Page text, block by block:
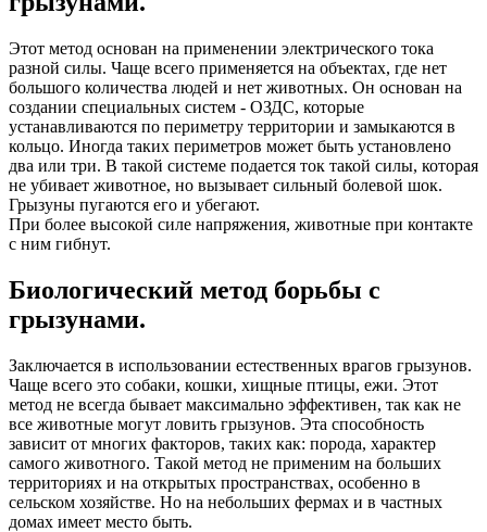
Этот метод основан на применении электрического тока
разной силы. Чаще всего применяется на объектах, где нет
большого количества людей и нет животных. Он основан на
создании специальных систем - ОЗДС, которые
устанавливаются по периметру территории и замыкаются в
кольцо. Иногда таких периметров может быть установлено
два или три. В такой системе подается ток такой силы, которая
не убивает животное, но вызывает сильный болевой шок.
Грызуны пугаются его и убегают.
При более высокой силе напряжения, животные при контакте
с ним гибнут.
Биологический метод борьбы с
грызунами.
Заключается в использовании естественных врагов грызунов.
Чаще всего это собаки, кошки, хищные птицы, ежи. Этот
метод не всегда бывает максимально эффективен, так как не
все животные могут ловить грызунов. Эта способность
зависит от многих факторов, таких как: порода, характер
самого животного. Такой метод не применим на больших
территориях и на открытых пространствах, особенно в
сельском хозяйстве. Но на небольших фермах и в частных
домах имеет место быть.